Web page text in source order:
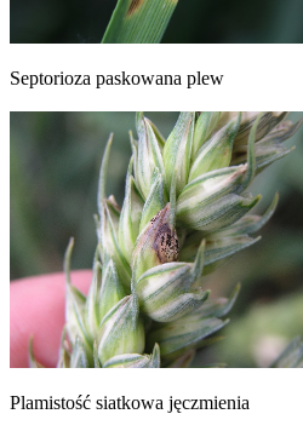
Septorioza paskowana plew
Plamistość siatkowa jęczmienia